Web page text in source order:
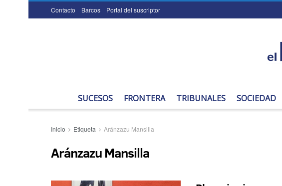
Contacto Barcos Portal del suscriptor
SUCESOS FRONTERA TRIBUNALES SOCIEDAD
Inicio Etiqueta Aránzazu Mansilla
Aránzazu Mansilla